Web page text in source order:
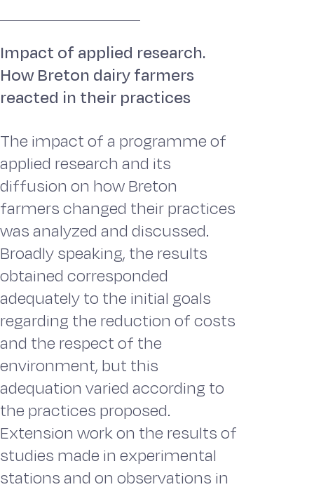
Impact of applied research.
How Breton dairy farmers
reacted in their practices
The impact of a programme of
applied research and its
diffusion on how Breton
farmers changed their practices
was analyzed and discussed.
Broadly speaking, the results
obtained corresponded
adequately to the initial goals
regarding the reduction of costs
and the respect of the
environment, but this
adequation varied according to
the practices proposed.
Extension work on the results of
studies made in experimental
stations and on observations in